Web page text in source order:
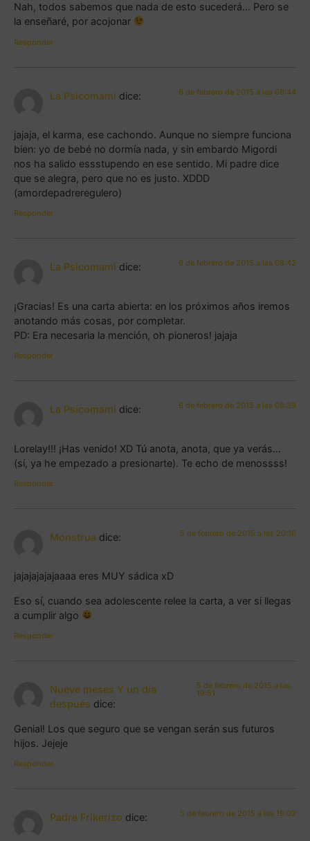
Nah, todos sabemos que nada de esto sucederá… Pero se
la enseñaré, por acojonar
Responder
La Psicomami dice: 6 de febrero de 2015 a las 08:44
jajaja, el karma, ese cachondo. Aunque no siempre funciona
bien: yo de bebé no dormía nada, y sin embardo Migordi
nos ha salido essstupendo en ese sentido. Mi padre dice
que se alegra, pero que no es justo. XDDD
(amordepadreregulero)
Responder
La Psicomami dice: 6 de febrero de 2015 a las 08:42
¡Gracias! Es una carta abierta: en los próximos años iremos
anotando más cosas, por completar.
PD: Era necesaria la mención, oh pioneros! jajaja
Responder
La Psicomami dice: 6 de febrero de 2015 a las 08:39
Lorelay!!! ¡Has venido! XD Tú anota, anota, que ya verás…
(sí, ya he empezado a presionarte). Te echo de menossss!
Responder
Monstrua dice: 5 de febrero de 2015 a las 20:16
jajajajajajaaaa eres MUY sádica xD
Eso sí, cuando sea adolescente relee la carta, a ver si llegas
a cumplir algo
Responder
Nueve meses Y un día
después dice:
5 de febrero de 2015 a las
19:51
Genial! Los que seguro que se vengan serán sus futuros
hijos. Jejeje
Responder
Padre Frikerizo dice: 5 de febrero de 2015 a las 19:02